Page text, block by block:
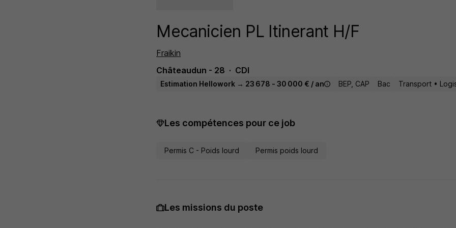
Mecanicien PL Itinerant H/F
Fraikin
Châteaudun - 28
CDI
Estimation Hellowork → 23 678 - 30 000 € / an BEP, CAP Bac Transport •
Les compétences pour ce job
Permis C - Poids lourd Permis poids lourd
Les missions du poste